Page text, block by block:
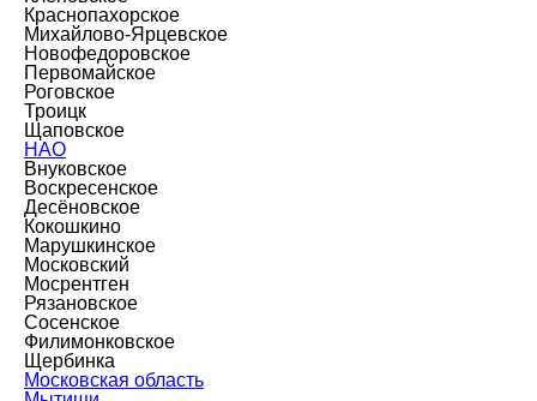
Краснопахорское
Михайлово-Ярцевское
Новофедоровское
Первомайское
Роговское
Троицк
Щаповское
НАО
Внуковское
Воскресенское
Десёновское
Кокошкино
Марушкинское
Московский
Мосрентген
Рязановское
Сосенское
Филимонковское
Щербинка
Московская область